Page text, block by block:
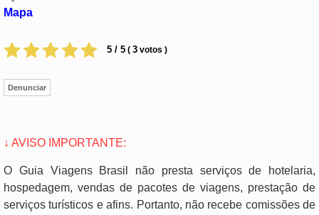
Mapa
5 / 5 ( 3 votos )
Denunciar
↓ AVISO IMPORTANTE:
O Guia Viagens Brasil não presta serviços de hotelaria,
hospedagem, vendas de pacotes de viagens, prestação de
serviços turísticos e afins. Portanto, não recebe comissões de